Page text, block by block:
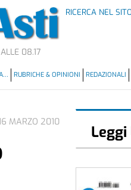
RICERCA NEL
08.17
RUBRICHE & OPINIONI REDAZIONALI
MARZO 2010